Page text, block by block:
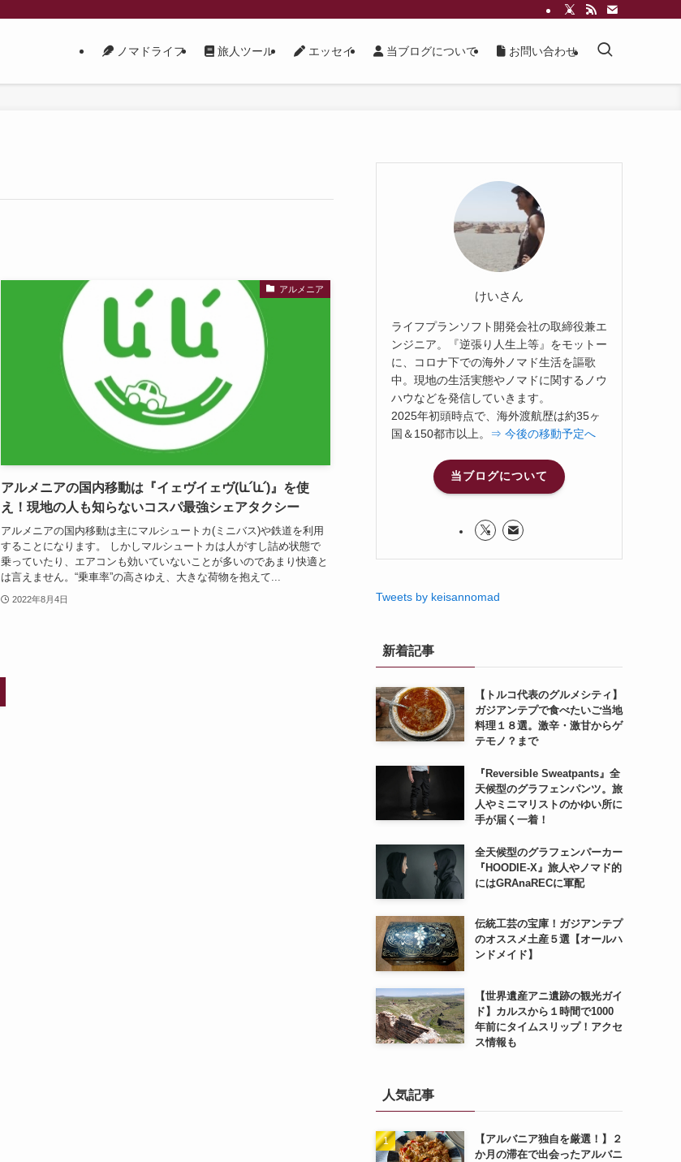
ノマドライフ 旅人ツール エッセイ 当ブログについて お問い合わせ
アルメニア
アルメニアの国内移動は『イェヴイェヴ(և՛և՛)』を使
え！現地の人も知らないコスパ最強シェアタクシー
アルメニアの国内移動は主にマルシュートカ(ミニバス)や鉄道を利用
することになります。 しかしマルシュートカは人がすし詰め状態で
乗っていたり、エアコンも効いていないことが多いのであまり快適と
は言えません。“乗車率”の高さゆえ、大きな荷物を抱えて...
2022年8月4日
けいさん
ライフプランソフト開発会社の取締役兼エ
ンジニア。『逆張り人生上等』をモットー
に、コロナ下での海外ノマド生活を謳歌
中。現地の生活実態やノマドに関するノウ
ハウなどを発信していきます。
2025年初頭時点で、海外渡航歴は約35ヶ
国＆150都市以上。
⇒ 今後の移動予定へ
当ブログについて
Tweets by keisannomad
新着記事
【トルコ代表のグルメシティ】
ガジアンテプで食べたいご当地
料理１８選。激辛・激甘からゲ
テモノ？まで
『Reversible Sweatpants』全
天候型のグラフェンパンツ。旅
人やミニマリストのかゆい所に
手が届く一着！
全天候型のグラフェンパーカー
『HOODIE-X』旅人やノマド的
にはGRAnaRECに軍配
伝統工芸の宝庫！ガジアンテプ
のオススメ土産５選【オールハ
ンドメイド】
【世界遺産アニ遺跡の観光ガイ
ド】カルスから１時間で1000
年前にタイムスリップ！アクセ
ス情報も
人気記事
【アルバニア独自を厳選！】２
か月の滞在で出会ったアルバニ